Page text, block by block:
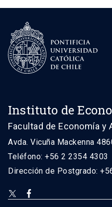
Instituto de
Facultad de Economía y
Avda. Vicuña Mackenna
Teléfono: +56 2 2354 4303
Dirección de Postgrado: